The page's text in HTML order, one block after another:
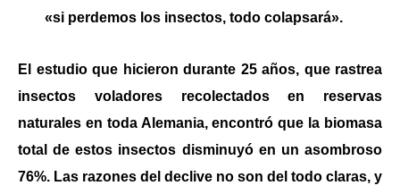
«si perdemos los insectos, todo colapsará».
El estudio que hicieron durante 25 años, que rastrea
insectos voladores recolectados en reservas
naturales en toda Alemania, encontró que la biomasa
total de estos insectos disminuyó en un asombroso
76%. Las razones del declive no son del todo claras, y